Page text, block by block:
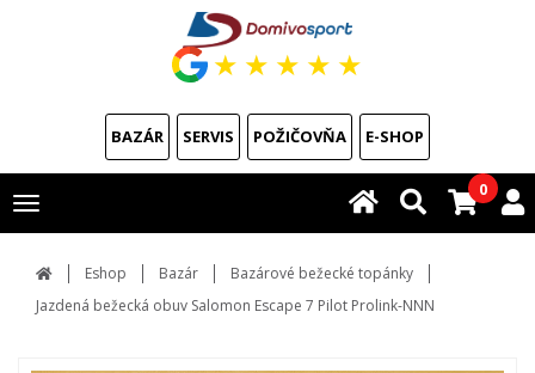
★ ★ ★ ★ ★
BAZÁR SERVIS POŽIČOVŇA E-SHOP
Toggle
navigation
0
Eshop Bazár
Bazárové bežecké topánky
Jazdená bežecká obuv Salomon Escape 7 Pilot Prolink-NNN